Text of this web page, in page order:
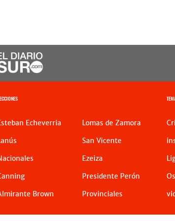
Echeverria
Brown
Lomas de Zamora
San Vicente
Ezeiza
Presidente Perón
Provinciales